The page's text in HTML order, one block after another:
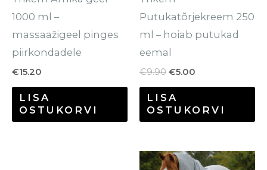
1000 ml –
massaažigeel pinges
piirkondadele
€15.20
LISA
OSTUKORVI
Putukatõrjekreem 250
ml – hoiab putukad
eemal
€9.90 €5.00
LISA
OSTUKORVI
Hinnavahemik:
Sellel